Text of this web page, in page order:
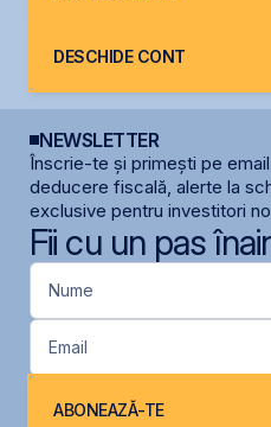
DESCHIDE CONT
NEWSLETTER
Înscrie-te și primești pe
deducere fiscală, alerte la
exclusive pentru investitori
Fii cu un pas
Nume
Email
ABONEAZĂ-TE